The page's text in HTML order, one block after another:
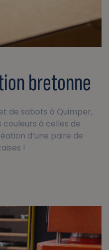
bretonne
de sabots à Quimper,
couleurs à celles de
d’une paire de
!